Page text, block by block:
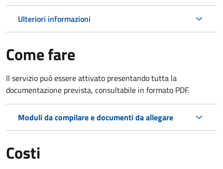
Ulteriori informazioni
Come fare
Il servizio può essere attivato presentando tutta la
documentazione prevista, consultabile in formato PDF.
Moduli da compilare e documenti da allegare
Costi